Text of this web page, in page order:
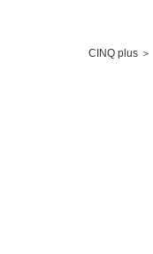
CINQ plus ＞